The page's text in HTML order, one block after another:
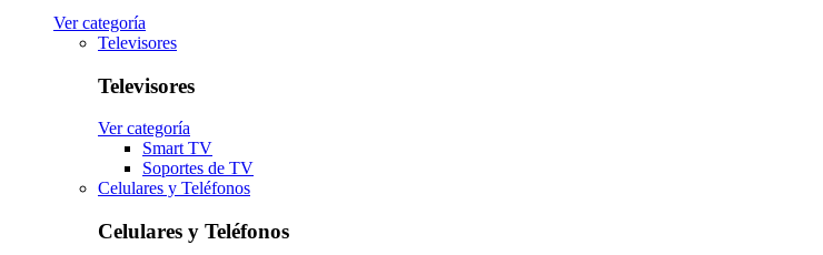
Ver categoría
Televisores
Televisores
Ver categoría
Smart TV
Soportes de TV
Celulares y Teléfonos
Celulares y Teléfonos